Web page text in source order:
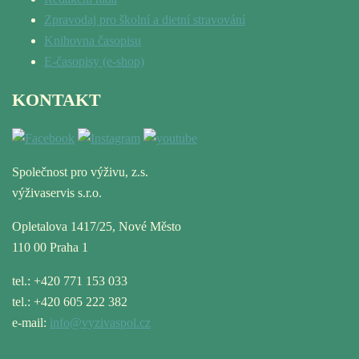
Zpravodaj pro školní a dietní stravování
Knihovna časopisu
E-časopisy (e-shop)
KONTAKT
Společnost pro výživu, z.s.
výživaservis s.r.o.
Opletalova 1417/25, Nové Město
110 00 Praha 1
tel.: +420 771 153 033
tel.: +420 605 222 382
e-mail: info@vyzivaspol.cz